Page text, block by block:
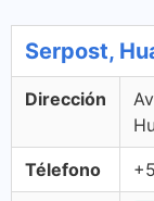
Serpost,
Dirección
Télefono